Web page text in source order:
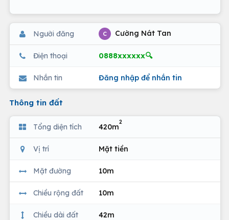
Người đăng C Cường Nát Tan
Điện thoại 0888xxxxxx🔍
Nhắn tin Đăng nhập để nhắn tin
Thông tin đất
Tổng diện tích 420m
2
Vị trí Mặt tiền
Mặt đường 10m
Chiều rộng đất 10m
Chiều dài đất 42m